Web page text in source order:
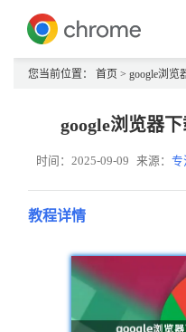
您当前位置： 首页 > google浏览
google浏览器
时间：2025-09-09 来源：专
教程详情